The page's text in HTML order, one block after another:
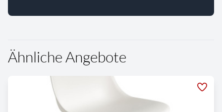
Ähnliche Angebote